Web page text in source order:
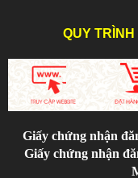
QUY
Giấy chứng nhận
Giấy chứng nhận